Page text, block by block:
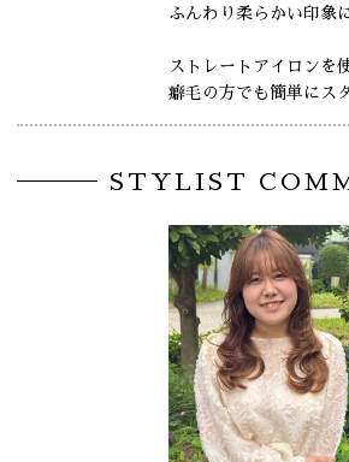
ふんわり柔らかい印象
ストレートアイロンを
癖毛の方でも簡単にス
STYLIST